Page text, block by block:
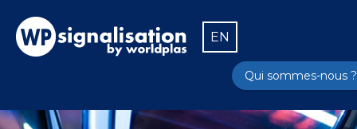
EN
Qui sommes-nous ?